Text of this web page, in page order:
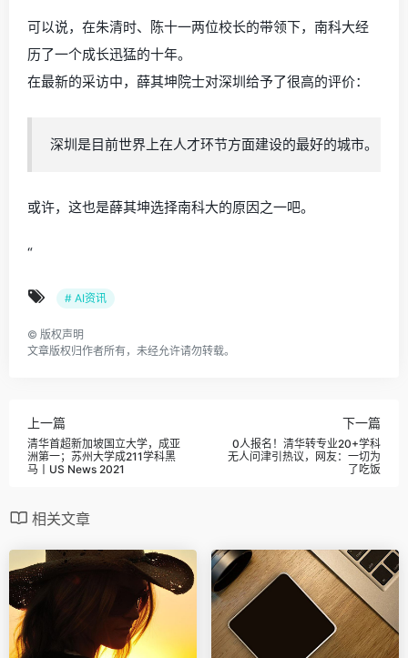
可以说，在朱清时、陈十一两位校长的带领下，南科大经
历了一个成长迅猛的十年。
在最新的采访中，薛其坤院士对深圳给予了很高的评价：
深圳是目前世界上在人才环节方面建设的最好的城市。
或许，这也是薛其坤选择南科大的原因之一吧。
“
# AI资讯
© 版权声明
文章版权归作者所有，未经允许请勿转载。
上一篇
清华首超新加坡国立大学，成亚
洲第一；苏州大学成211学科黑
马丨US News 2021
下一篇
0人报名！清华转专业20+学科
无人问津引热议，网友：一切为
了吃饭
相关文章